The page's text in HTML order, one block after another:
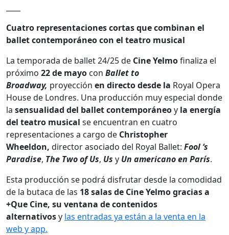
Cuatro representaciones cortas que combinan el
ballet contemporáneo con el teatro musical
La temporada de ballet 24/25 de Cine Yelmofinaliza el
próximo 22 de mayo con Ballet to
Broadway, proyección en directo desde la Royal Opera
House de Londres. Una producción muy especial donde
la sensualidad del ballet contemporáneoy la energía
del teatro musical se encuentran en cuatro
representaciones a cargo de Christopher
Wheeldon, director asociado del Royal Ballet: Fool ‘s
Paradise, The Two of Us, Us y Un americano en París.
Esta producción se podrá disfrutar desde la comodidad
de la butaca de las 18 salas de Cine Yelmo gracias a
+Que Cine, su ventana de contenidos
alternativosy las entradas ya están a la venta en la
web y app.